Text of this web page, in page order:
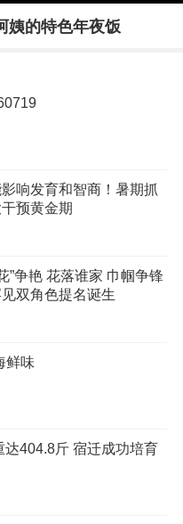
姨的特色年夜饭
响发育和智商！暑期抓
预黄金期
”争艳 花落谁家 巾帼争锋
双角色提名诞生
鲜味
达404.8斤 宿迁成功培育